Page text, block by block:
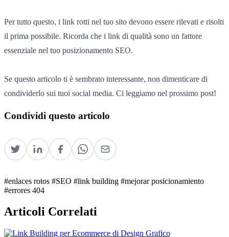
Per tutto questo, i link rotti nel tuo sito devono essere rilevati e risolti
il prima possibile. Ricorda che i link di qualità sono un fattore
essenziale nel tuo posizionamento SEO.
Se questo articolo ti è sembrato interessante, non dimenticare di
condividerlo sui tuoi social media. Ci leggiamo nel prossimo post!
Condividi questo articolo
#enlaces rotos #SEO #link building #mejorar posicionamiento
#errores 404
Articoli Correlati